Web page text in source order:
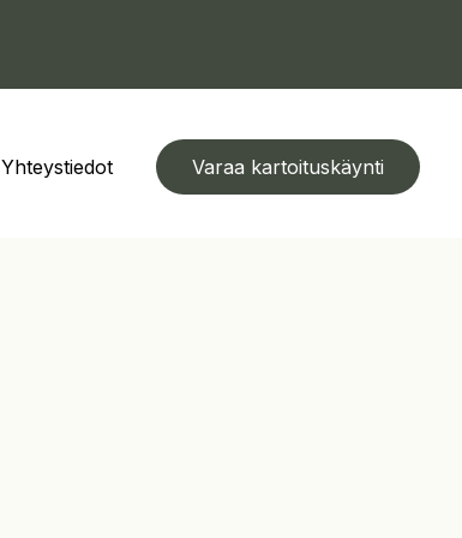
Yhteystiedot Varaa kartoituskäynti